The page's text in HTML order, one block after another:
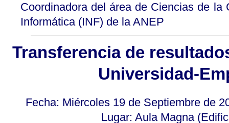
Coordinadora del área de Ciencias de la
Informática (INF) de la ANEP
Transferencia de
Universidad-
Fecha: Miércoles 19 de Septiembre de
Lugar: Aula Magna